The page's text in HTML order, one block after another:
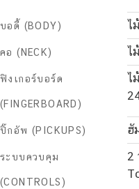
บอดี้ (BODY) ไ
คอ (NECK) ไ
ฟิงเกอร์บอร์ด
(FINGERBOARD)
ไ
ปิ๊กอัพ (PICKUPS) ฮั
ระบบควบคุม
(CONTROLS)
2